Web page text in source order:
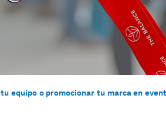
equipo o promocionar tu marca en